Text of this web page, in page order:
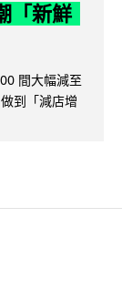
「新鮮
間大幅減至
到「減店增